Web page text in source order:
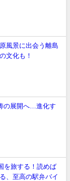
風景に出会う離島
文化も！
の展開へ…進化す
を旅する！読めば
、至高の駅弁バイ